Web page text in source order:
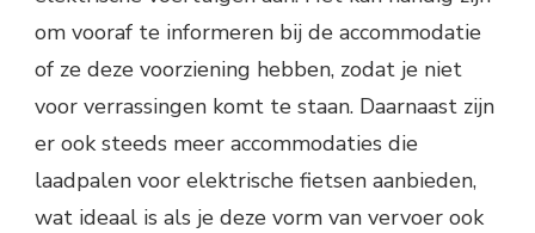
om vooraf te informeren bij de accommodatie
of ze deze voorziening hebben, zodat je niet
voor verrassingen komt te staan. Daarnaast zijn
er ook steeds meer accommodaties die
laadpalen voor elektrische fietsen aanbieden,
wat ideaal is als je deze vorm van vervoer ook